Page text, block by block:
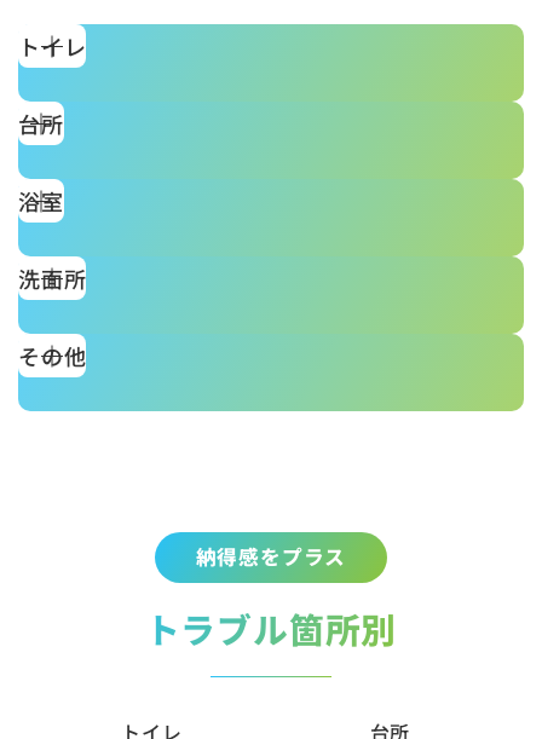
トイレ
台所
浴室
洗面所
その他
納得感をプラス
トラブル箇所別
トイレ 台所